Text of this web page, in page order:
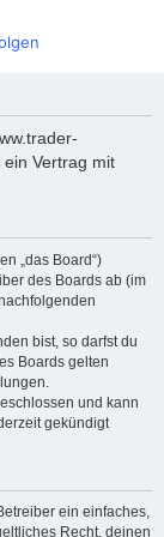
Vertrag mit
„das Board“)
des Boards ab (im
bist, so darfst du
Boards gelten
und kann
gekündigt
ein einfaches,
Recht, deinen